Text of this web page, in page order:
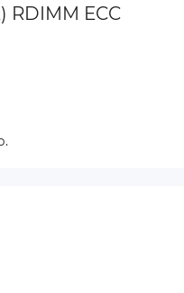
RDIMM ECC